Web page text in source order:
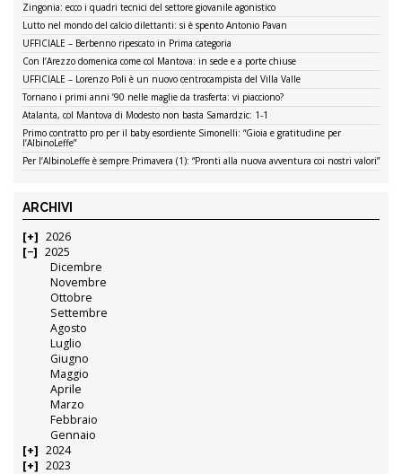
Zingonia: ecco i quadri tecnici del settore giovanile agonistico
Lutto nel mondo del calcio dilettanti: si è spento Antonio Pavan
UFFICIALE – Berbenno ripescato in Prima categoria
Con l’Arezzo domenica come col Mantova: in sede e a porte chiuse
UFFICIALE – Lorenzo Poli è un nuovo centrocampista del Villa Valle
Tornano i primi anni ’90 nelle maglie da trasferta: vi piacciono?
Atalanta, col Mantova di Modesto non basta Samardzic: 1-1
Primo contratto pro per il baby esordiente Simonelli: “Gioia e gratitudine per
l’AlbinoLeffe”
Per l’AlbinoLeffe è sempre Primavera (1): “Pronti alla nuova avventura coi nostri valori”
ARCHIVI
2026
2025
Dicembre
Novembre
Ottobre
Settembre
Agosto
Luglio
Giugno
Maggio
Aprile
Marzo
Febbraio
Gennaio
2024
2023